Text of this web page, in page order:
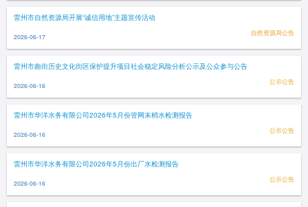
雷州市自然资源局开展“诚信用地”主题宣传活动
2026-06-17 自然资源局公告
雷州市曲街历史文化街区保护提升项目社会稳定风险分析公示及公众参与公告
2026-06-16 公示公告
雷州市华洋水务有限公司2026年5月份管网末梢水检测报告
2026-06-16 公示公告
雷州市华洋水务有限公司2026年5月份出厂水检测报告
2026-06-16 公示公告